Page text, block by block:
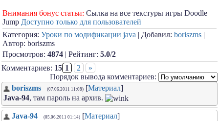
Внимания бонус статьи: Сылка на все текстуры игры Doodle
Jump Доступно только для пользователей
Категория: Уроки по модификации java | Добавил: boriszms |
Автор: boriszms
Просмотров: 4874 | Рейтинг: 5.0/2
Комментариев: 15 1 2
»
Порядок вывода комментариев:
boriszms
(07.06.2011 11:08) [Материал]
Java-94, там пароль на архив.
Java-94 (05.06.2011 01:14) [Материал]